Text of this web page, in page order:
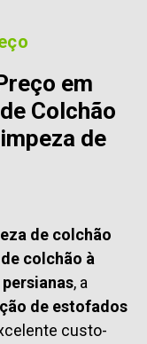
em
Colchão
de
de colchão
colchão à
, a
de estofados
custo-